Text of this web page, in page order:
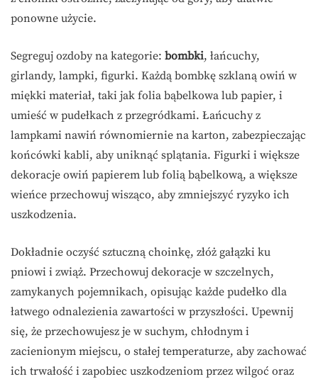
ponowne użycie.
Segreguj ozdoby na kategorie: bombki, łańcuchy,
girlandy, lampki, figurki. Każdą bombkę szklaną owiń w
miękki materiał, taki jak folia bąbelkowa lub papier, i
umieść w pudełkach z przegródkami. Łańcuchy z
lampkami nawiń równomiernie na karton, zabezpieczając
końcówki kabli, aby uniknąć splątania. Figurki i większe
dekoracje owiń papierem lub folią bąbelkową, a większe
wieńce przechowuj wisząco, aby zmniejszyć ryzyko ich
uszkodzenia.
Dokładnie oczyść sztuczną choinkę, złóż gałązki ku
pniowi i zwiąż. Przechowuj dekoracje w szczelnych,
zamykanych pojemnikach, opisując każde pudełko dla
łatwego odnalezienia zawartości w przyszłości. Upewnij
się, że przechowujesz je w suchym, chłodnym i
zacienionym miejscu, o stałej temperaturze, aby zachować
ich trwałość i zapobiec uszkodzeniom przez wilgoć oraz